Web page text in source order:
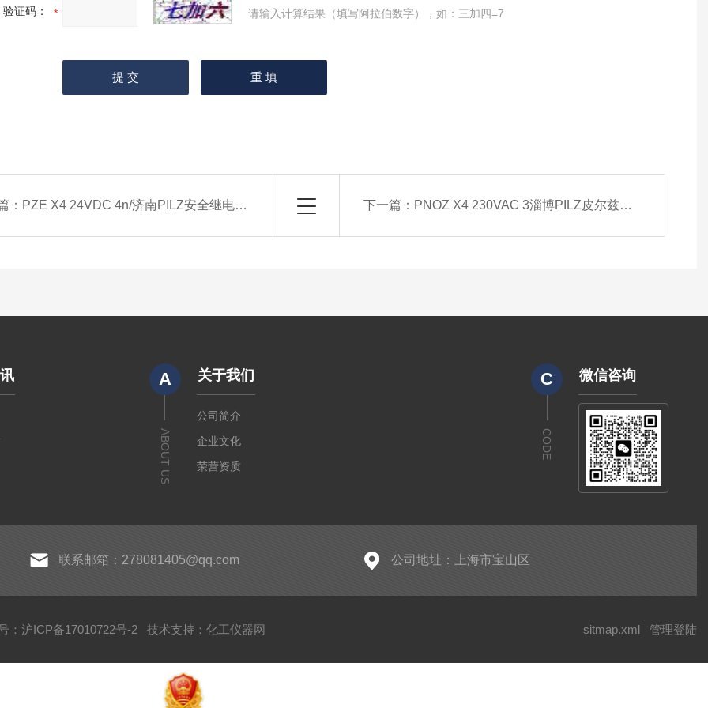
验证码： 请输入计算结果（填写阿拉伯数字），如：三加四=7
： PZE X4 24VDC 4n/济南PILZ安全继电器774585 下一篇： PNOZ X4 230VAC 3淄博PILZ皮尔兹774738
A
ABOUT US
关于我们
公司简介
企业文化
荣营资质
C
CODE
微信咨询
联系邮箱：278081405@qq.com 公司地址：上海市宝山区
：沪ICP备17010722号-2 技术支持： 化工仪器网 sitmap.xml 管理登陆